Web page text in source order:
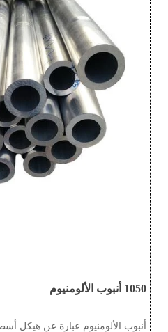
1050 أنبوب الألومنيوم
أنبوب الألومنيوم عبارة عن هيكل